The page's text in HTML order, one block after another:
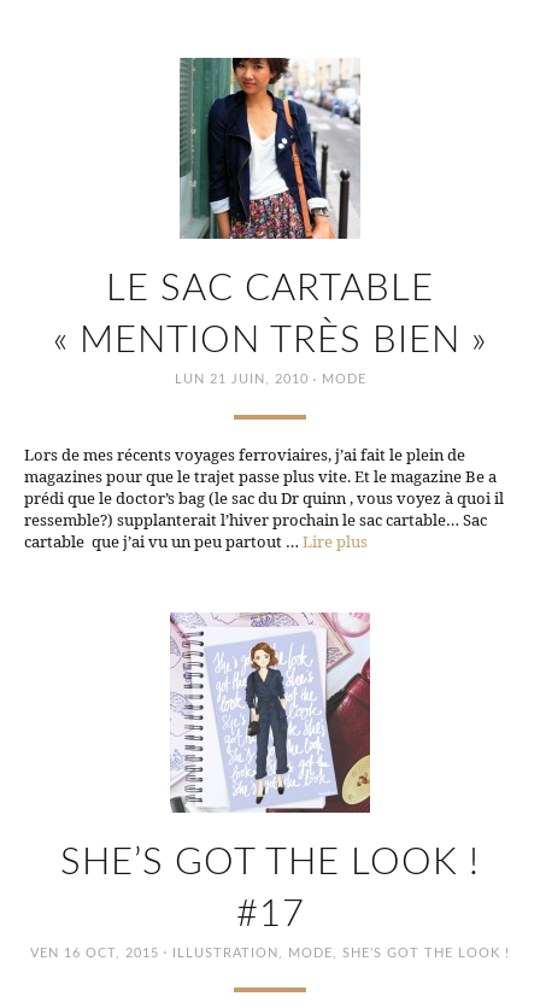
LE SAC CARTABLE
« MENTION TRÈS BIEN »
LUN 21 JUIN, 2010 · MODE
Lors de mes récents voyages ferroviaires, j’ai fait le plein de
magazines pour que le trajet passe plus vite. Et le magazine Be a
prédi que le doctor’s bag (le sac du Dr quinn , vous voyez à quoi il
ressemble?) supplanterait l’hiver prochain le sac cartable… Sac
cartable que j’ai vu un peu partout … Lire plus
SHE’S GOT THE LOOK !
#17
VEN 16 OCT, 2015 · ILLUSTRATION MODE SHE'S GOT THE LOOK !